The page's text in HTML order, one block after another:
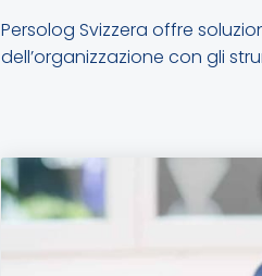
Persolog Svizzera offre
dell’organizzazione con gli